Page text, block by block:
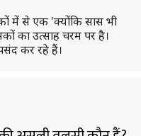
में से एक 'क्योंकि सास भी
का उत्साह चरम पर है।
कर रहे हैं।